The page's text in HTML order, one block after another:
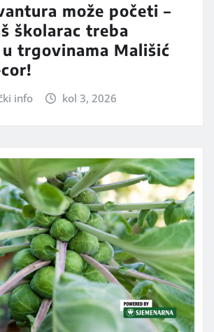
može početi –
školarac treba
trgovinama Mališić
info kol 3, 2026